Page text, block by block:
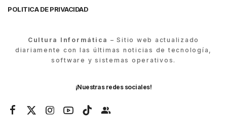
POLITICA DE PRIVACIDAD
Cultura Informática – Sitio web actualizado
diariamente con las últimas noticias de tecnología,
software y sistemas operativos.
¡Nuestras redes sociales!